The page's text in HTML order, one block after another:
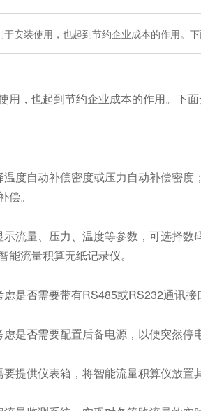
安装使用，也起到节约企业成本的作用。下
用，也起到节约企业成本的作用。下面
度自动补偿密度或压力自动补偿密
。
流量、压力、温度等参数，可选择数
流量积算无纸记录仪。
是否需要带有RS485或RS232通讯接
是否需要配置后备电源，以便突然停
提供仪表箱，将智能流量积算仪放置